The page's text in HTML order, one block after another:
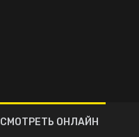
СМОТРЕТЬ ОНЛАЙН